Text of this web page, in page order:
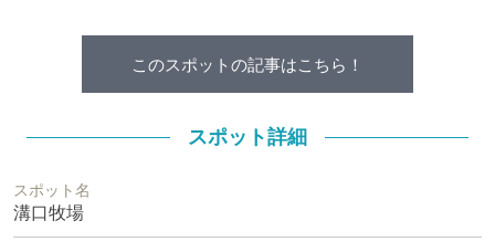
このスポットの記事はこちら！
スポット詳細
スポット名
溝口牧場